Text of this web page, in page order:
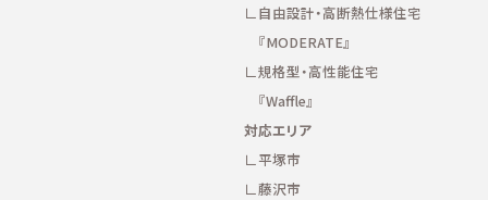
自由設計・高断熱仕様住宅
『MODERATE』
規格型・高性能住宅
『Waffle』
対応エリア
平塚市
藤沢市